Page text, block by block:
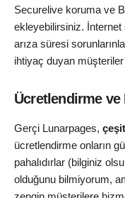
Securelive koruma ve
ekleyebilirsiniz.
arıza süresi
ihtiyaç duyan
Ücretlendirme ve
Gerçi Lunarpages,
ücretlendirme onların
pahalıdırlar (bilginiz
olduğunu bilmiyorum,